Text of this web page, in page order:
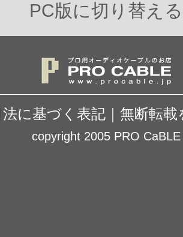
PC版に切り替える
に基づく表記 無断転載
copyright 2005 PRO CaBLE